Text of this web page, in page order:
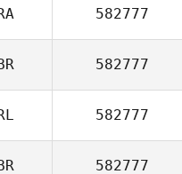
582777
582777
582777
582777